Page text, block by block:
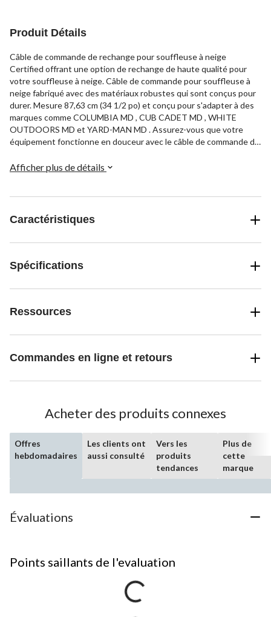
Produit Détails
Câble de commande de rechange pour souffleuse à neige
Certified offrant une option de rechange de haute qualité pour
votre souffleuse à neige. Câble de commande pour souffleuse à
neige fabriqué avec des matériaux robustes qui sont conçus pour
durer. Mesure 87,63 cm (34 1/2 po) et conçu pour s'adapter à des
marques comme COLUMBIA MD , CUB CADET MD , WHITE
OUTDOORS MD et YARD-MAN MD . Assurez-vous que votre
équipement fonctionne en douceur avec le câble de commande de
Afficher plus de détails
Caractéristiques
Spécifications
Ressources
Commandes en ligne et retours
Acheter des produits connexes
Offres
hebdomadaires
Les clients ont
aussi consulté
Vers les
produits
tendances
Plus de
cette
marque
Évaluations
Points saillants de l'evaluation